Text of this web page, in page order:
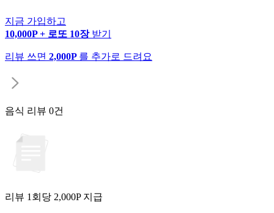
지금 가입하고
10,000P + 로또 10장 받기
리뷰 쓰면 2,000P 를 추가로 드려요
음식 리뷰 0건
리뷰 1회당 2,000P 지급